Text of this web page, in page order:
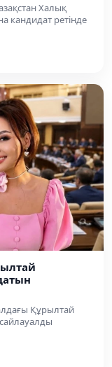
Халық
кандидат ретінде
Құрылтай